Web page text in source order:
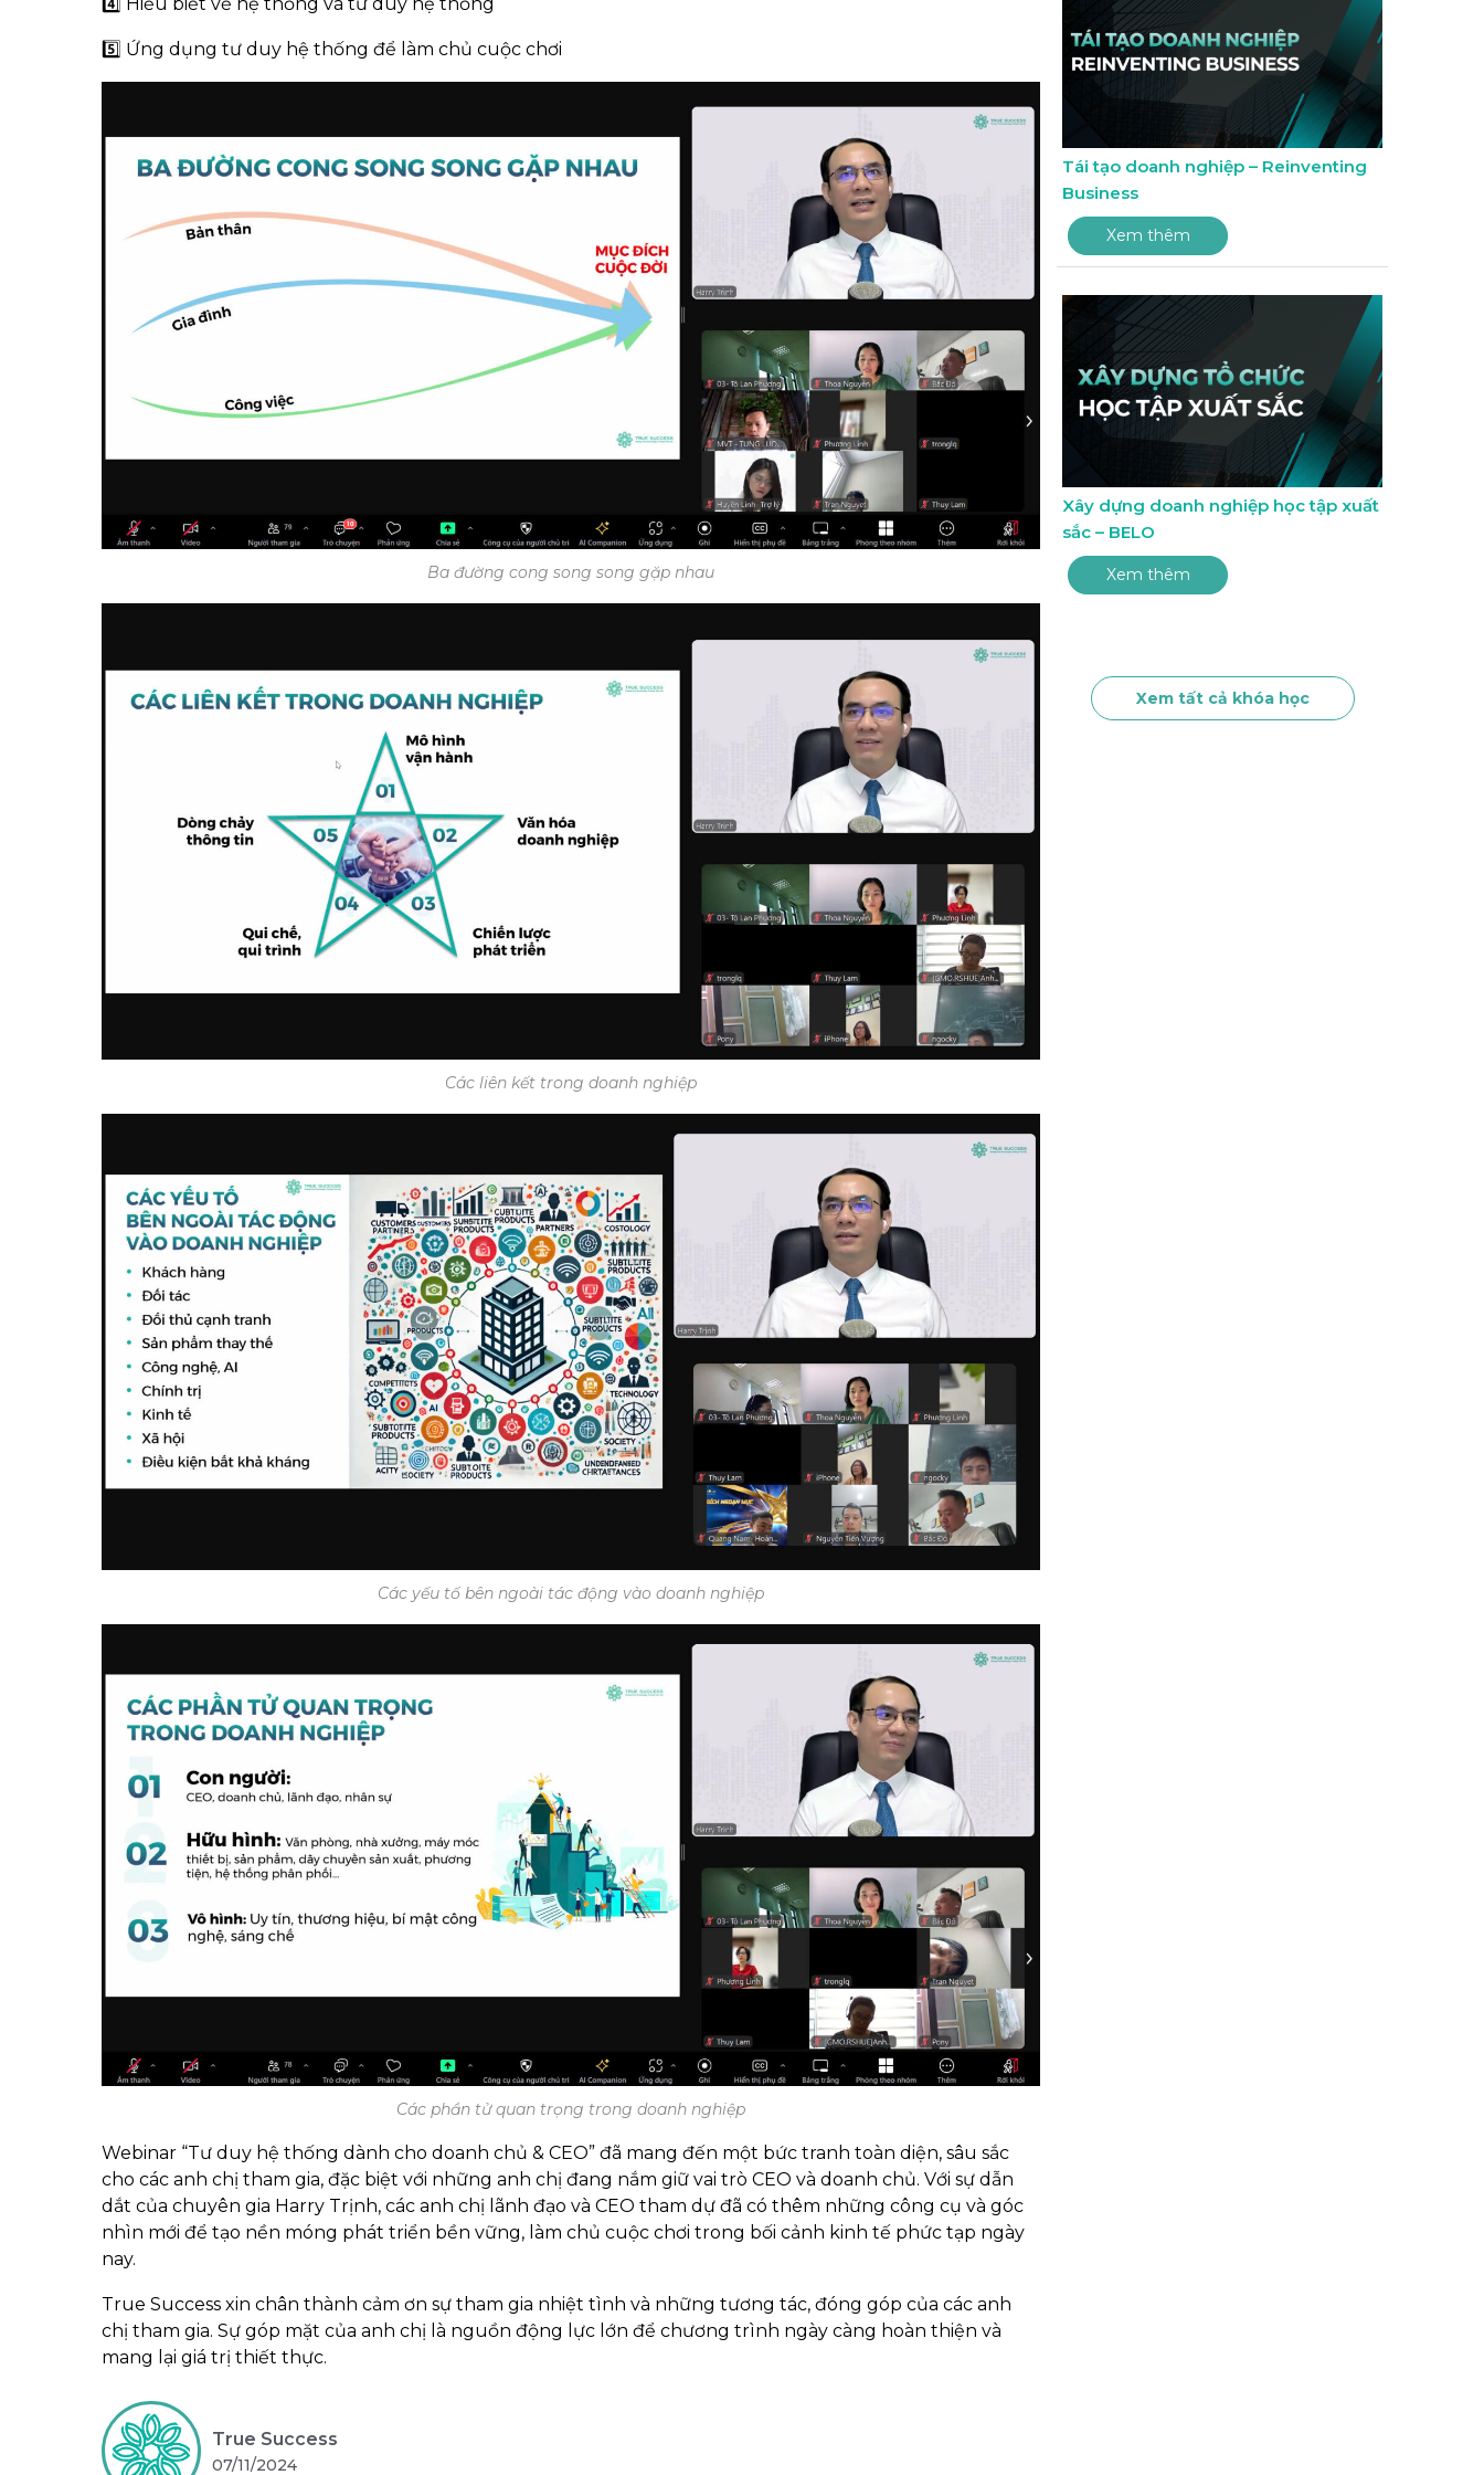
5️⃣ Ứng dụng tư duy hệ thống để làm chủ cuộc chơi
Ba đường cong song song gặp nhau
Các liên kết trong doanh nghiệp
Các yếu tố bên ngoài tác động vào doanh nghiệp
Các phần tử quan trọng trong doanh nghiệp
Webinar “Tư duy hệ thống dành cho doanh chủ & CEO” đã mang đến một bức tranh toàn diện, sâu sắc
cho các anh chị tham gia, đặc biệt với những anh chị đang nắm giữ vai trò CEO và doanh chủ. Với sự dẫn
dắt của chuyên gia Harry Trịnh, các anh chị lãnh đạo và CEO tham dự đã có thêm những công cụ và góc
nhìn mới để tạo nền móng phát triển bền vững, làm chủ cuộc chơi trong bối cảnh kinh tế phức tạp ngày
nay.
True Success xin chân thành cảm ơn sự tham gia nhiệt tình và những tương tác, đóng góp của các anh
chị tham gia. Sự góp mặt của anh chị là nguồn động lực lớn để chương trình ngày càng hoàn thiện và
mang lại giá trị thiết thực.
True Success
07/11/2024
Tái tạo doanh nghiệp – Reinventing
Business
Xem thêm
Xây dựng doanh nghiệp học tập xuất
sắc – BELO
Xem thêm
Xem tất cả khóa học